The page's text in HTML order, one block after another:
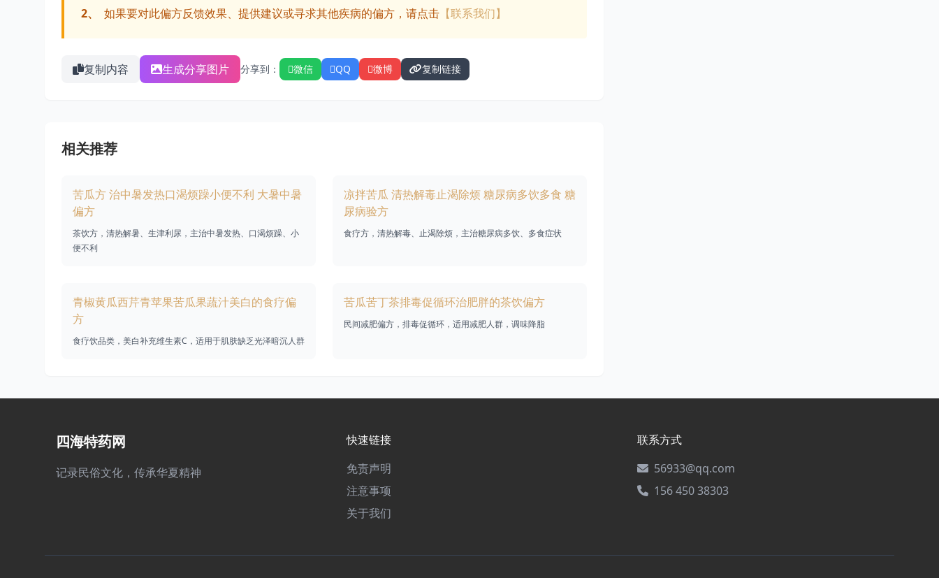
2、
如果要对此偏方反馈效果、提供建议或寻求其他疾病的偏方，请点击 【联系我们】
复制内容 生成分享图片 分享到： 微信 QQ 微博 复制链接
相关推荐
苦瓜方 治中暑发热口渴烦躁小便不利 大暑中暑
偏方
茶饮方，清热解暑、生津利尿，主治中暑发热、口渴烦躁、小
便不利
凉拌苦瓜 清热解毒止渴除烦 糖尿病多饮多食 糖
尿病验方
食疗方，清热解毒、止渴除烦，主治糖尿病多饮、多食症状
青椒黄瓜西芹青苹果苦瓜果蔬汁美白的食疗偏
方
食疗饮品类，美白补充维生素C，适用于肌肤缺乏光泽暗沉人群
苦瓜苦丁茶排毒促循环治肥胖的茶饮偏方
民间减肥偏方，排毒促循环，适用减肥人群，调味降脂
四海特药网
记录民俗文化，传承华夏精神
快速链接
免责声明
注意事项
关于我们
联系方式
56933@qq.com
156 450 38303